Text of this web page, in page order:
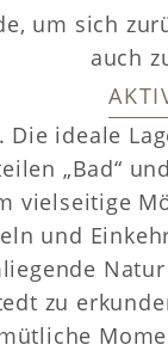
um sich
auch
Die ideale
„Bad“
vielseitige
und
zu